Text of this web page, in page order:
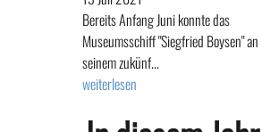
Bereits Anfang Juni konnte das
Museumsschiff "Siegfried Boysen" an
seinem zukünf...
weiterlesen